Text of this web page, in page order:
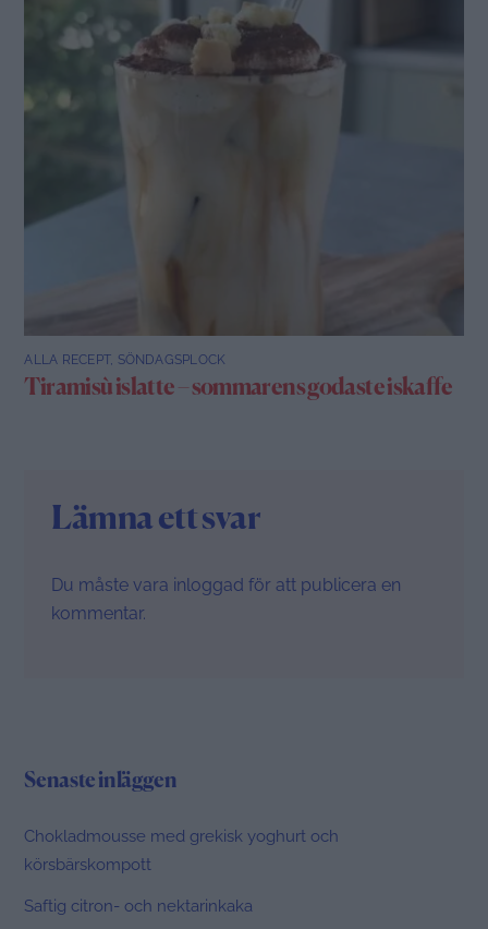
ALLA RECEPT, SÖNDAGSPLOCK
Tiramisù islatte – sommarens godaste iskaffe
Lämna ett svar
Du måste vara inloggad för att publicera en
kommentar.
Senaste inläggen
Chokladmousse med grekisk yoghurt och
körsbärskompott
Saftig citron- och nektarinkaka